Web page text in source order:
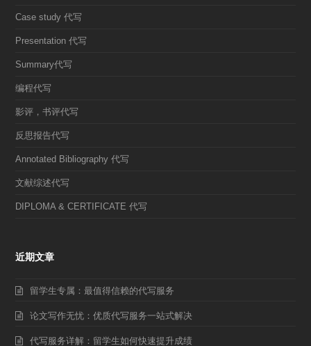
Case study 代写
Presentation 代写
Summary代写
编程代写
影评，书评代写
反思报告代写
Annotated Bibliography 代写
文献综述代写
DIPLOMA & CERTIFICATE 代写
近期文章
留学生专属：最值得信赖的代写服务
论文写作无忧：优质代写服务一站式解决
代写服务详解：留学生如何快速提升成绩